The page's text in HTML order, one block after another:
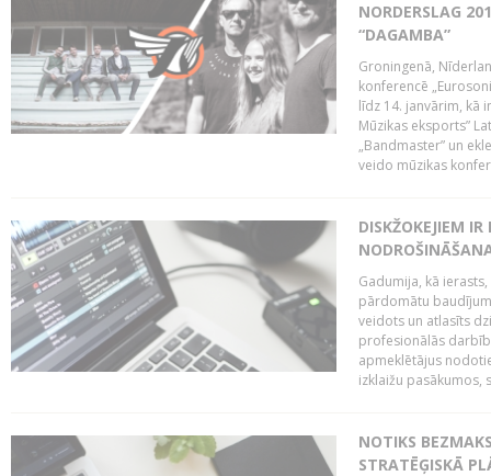
NORDERSLAG
“DAGAMBA”
Groningenā,
konferencē
līdz 14. janvārim, kā
Mūzikas eksports”
„Bandmaster” un
veido mūzikas
DISKŽOKEJIEM
Gadumija, kā
pārdomātu
veidots un atlasīts
profesionālās
apmeklētājus
izklaižu pasākumos,
NOTIKS
STRATĒĢISKĀ